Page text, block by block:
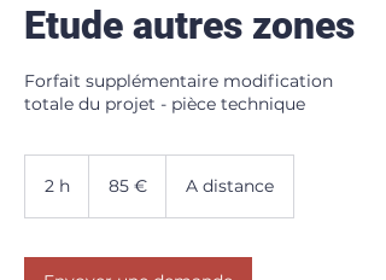
Etude autres zones
Forfait supplémentaire modification
totale du projet - pièce technique
2 h 85 € A distance